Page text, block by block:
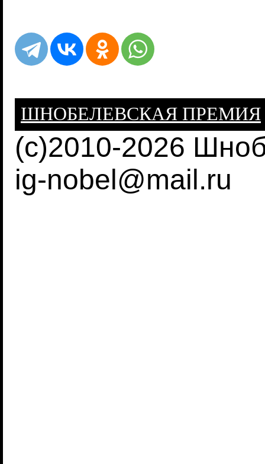
ШНОБЕЛЕВСКАЯ ПРЕМИЯ
(c)2010-2026
ig-nobel@mail.ru